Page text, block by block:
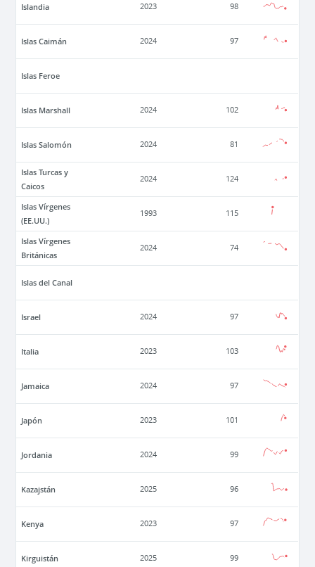
Islandia 2023 98
Islas Caimán 2024 97
Islas Feroe
Islas Marshall 2024 102
Islas Salomón 2024 81
Islas Turcas y
Caicos
2024 124
Islas Vírgenes
(EE.UU.)
1993 115
Islas Vírgenes
Británicas
2024 74
Islas del Canal
Israel 2024 97
Italia 2023 103
Jamaica 2024 97
Japón 2023 101
Jordania 2024 99
Kazajstán 2025 96
Kenya 2023 97
Kirguistán 2025 99